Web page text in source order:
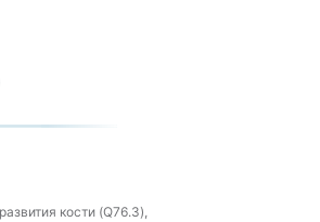
кости (Q76.3),